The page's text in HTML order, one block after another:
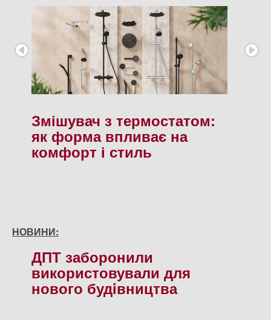
Змішувач з термостатом:
як форма впливає на
комфорт і стиль
НОВИНИ:
ДПТ заборонили
використовували для
нового будiвництва